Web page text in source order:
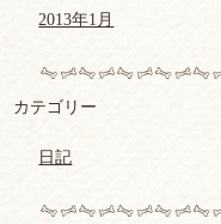
2013年1月
カテゴリー
日記